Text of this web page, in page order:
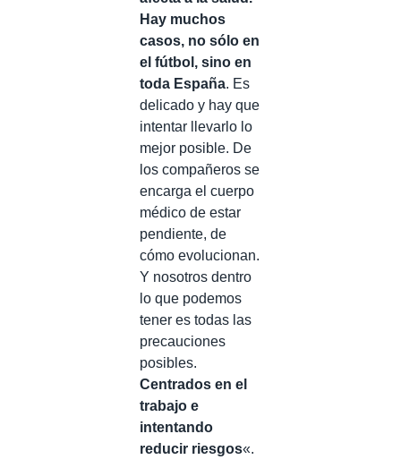
Hay muchos
casos, no sólo en
el fútbol, sino en
toda España. Es
delicado y hay que
intentar llevarlo lo
mejor posible. De
los compañeros se
encarga el cuerpo
médico de estar
pendiente, de
cómo evolucionan.
Y nosotros dentro
lo que podemos
tener es todas las
precauciones
posibles.
Centrados en el
trabajo e
intentando
reducir riesgos«.